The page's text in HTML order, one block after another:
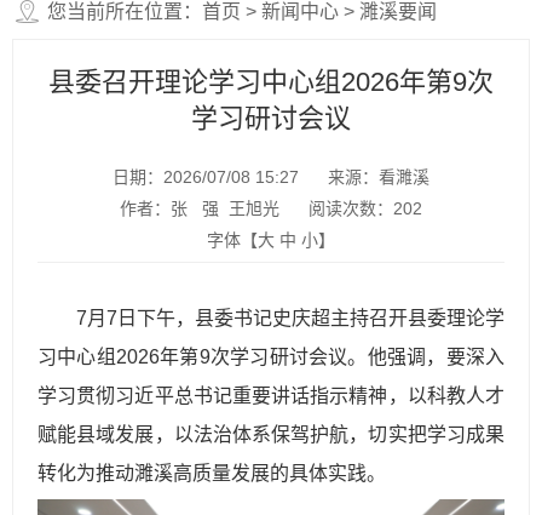
您当前所在位置： 首页 > 新闻中心 > 濉溪要闻
县委召开理论学习中心组2026年第9次
学习研讨会议
日期：2026/07/08 15:27
来源：看濉溪
作者：张 强 王旭光
阅读次数： 202
字体【大 中 小】
7月7日下午，县委书记史庆超主持召开县委理论学
习中心组2026年第9次学习研讨会议。他强调，要深入
学习贯彻习近平总书记重要讲话指示精神，以科教人才
赋能县域发展，以法治体系保驾护航，切实把学习成果
转化为推动濉溪高质量发展的具体实践。